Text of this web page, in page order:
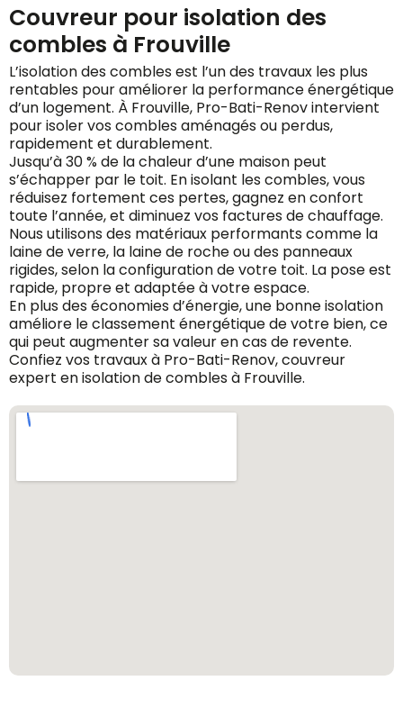
Couvreur pour isolation des
combles à Frouville
L’isolation des combles est l’un des travaux les plus
rentables pour améliorer la performance énergétique
d’un logement. À Frouville, Pro-Bati-Renov intervient
pour isoler vos combles aménagés ou perdus,
rapidement et durablement.
Jusqu’à 30 % de la chaleur d’une maison peut
s’échapper par le toit. En isolant les combles, vous
réduisez fortement ces pertes, gagnez en confort
toute l’année, et diminuez vos factures de chauffage.
Nous utilisons des matériaux performants comme la
laine de verre, la laine de roche ou des panneaux
rigides, selon la configuration de votre toit. La pose est
rapide, propre et adaptée à votre espace.
En plus des économies d’énergie, une bonne isolation
améliore le classement énergétique de votre bien, ce
qui peut augmenter sa valeur en cas de revente.
Confiez vos travaux à Pro-Bati-Renov, couvreur
expert en isolation de combles à Frouville.